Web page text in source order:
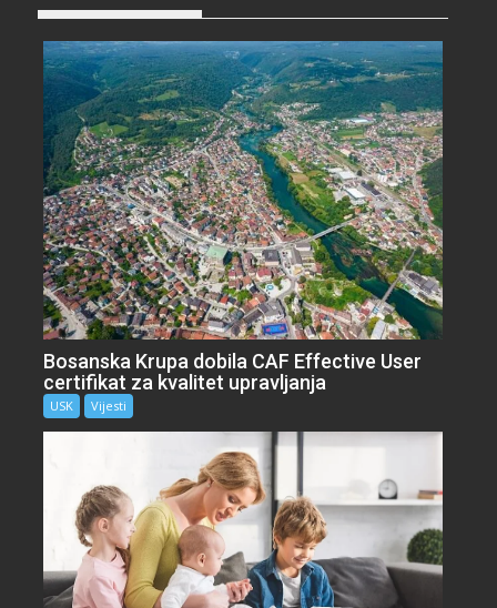
Bosanska Krupa dobila CAF Effective User
certifikat za kvalitet upravljanja
USK Vijesti